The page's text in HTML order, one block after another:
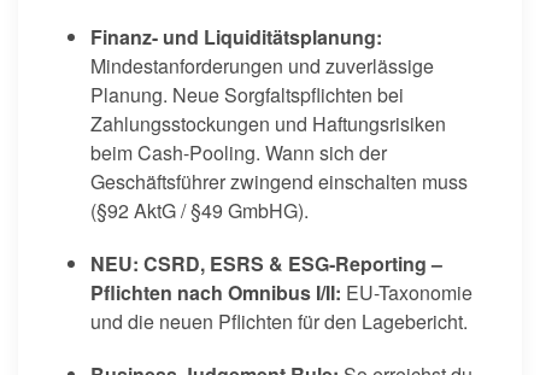
Finanz- und Liquiditätsplanung:
Mindestanforderungen und zuverlässige
Planung. Neue Sorgfaltspflichten bei
Zahlungsstockungen und Haftungsrisiken
beim Cash-Pooling. Wann sich der
Geschäftsführer zwingend einschalten muss
(§92 AktG / §49 GmbHG).
NEU: CSRD, ESRS & ESG‑Reporting –
Pflichten nach Omnibus I/II: EU-Taxonomie
und die neuen Pflichten für den Lagebericht.